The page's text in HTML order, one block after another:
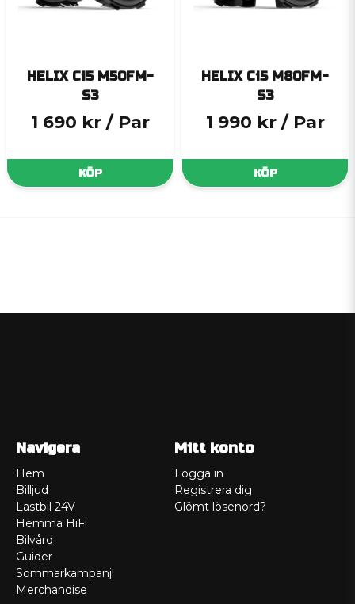
HELIX Ci5 M50FM-
S3
1 690 kr / Par
KÖP
HELIX Ci5 M80FM-
S3
1 990 kr / Par
KÖP
Navigera
Hem
Billjud
Lastbil 24V
Hemma HiFi
Bilvård
Guider
Sommarkampanj!
Merchandise
Mitt konto
Logga in
Registrera dig
Glömt lösenord?